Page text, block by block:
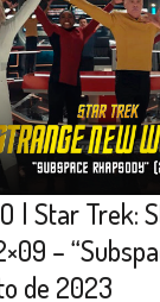
| Star Trek:
–
de 2023